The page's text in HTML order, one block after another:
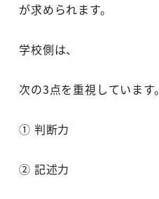
が求められます。
学校側は、
次の3点を重視しています。
① 判断力
② 記述力